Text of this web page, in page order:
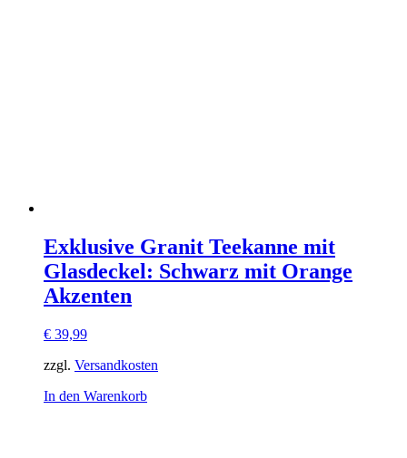
Exklusive Granit Teekanne mit
Glasdeckel: Schwarz mit Orange
Akzenten
€ 39,99
zzgl. Versandkosten
In den Warenkorb